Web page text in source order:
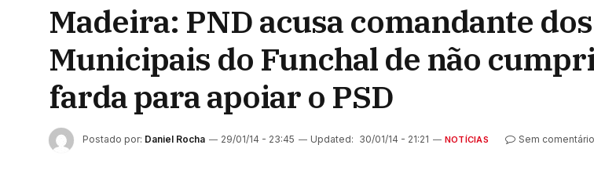
Madeira: PND acusa comandante
Municipais do Funchal de não
farda para apoiar o PSD
Postado por: Daniel Rocha 29/01/14 - 23:45 Updated: 30/01/14 - 21:21 NOTÍCIAS Sem